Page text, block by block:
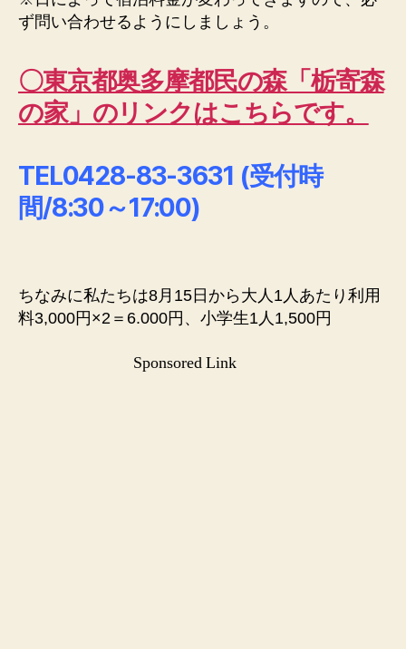
ず問い合わせるようにしましょう。
〇東京都奥多摩都民の森「栃寄森
の家」のリンクはこちらです。
TEL0428-83-3631 (受付時
間/8:30～17:00)
ちなみに私たちは8月15日から大人1人あたり利用
料3,000円×2＝6.000円、小学生1人1,500円
Sponsored Link